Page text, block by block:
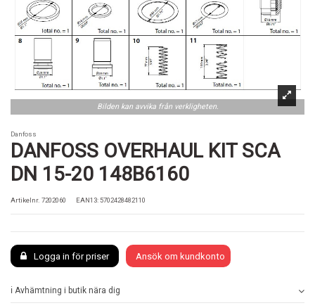
Bilden kan avvika från verkligheten.
Danfoss
DANFOSS OVERHAUL KIT SCA
DN 15-20 148B6160
Artikelnr. 7202060 EAN13: 5702428482110
Logga in för priser Ansök om kundkonto
ℹ️ Avhämtning i butik nära dig